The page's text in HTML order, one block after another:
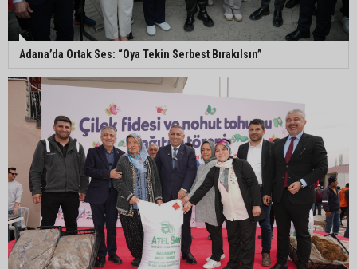
Adanalı NASA astronotu Deniz Burnham uzaya
gidiyor
Kozan’da üreticilere yangın ve anız uyarısı
Ceyhan’da yağlık ayçiçeği hasadı başladı
Adana’da Ortak Ses: “Oya Tekin Serbest Bırakılsın”